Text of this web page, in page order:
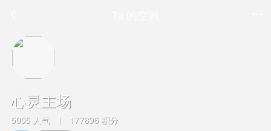
心灵主场
5005 人气 | 177896 积分